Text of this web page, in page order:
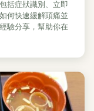
括症狀識別、立即
何快速緩解頭痛並
驗分享，幫助你在